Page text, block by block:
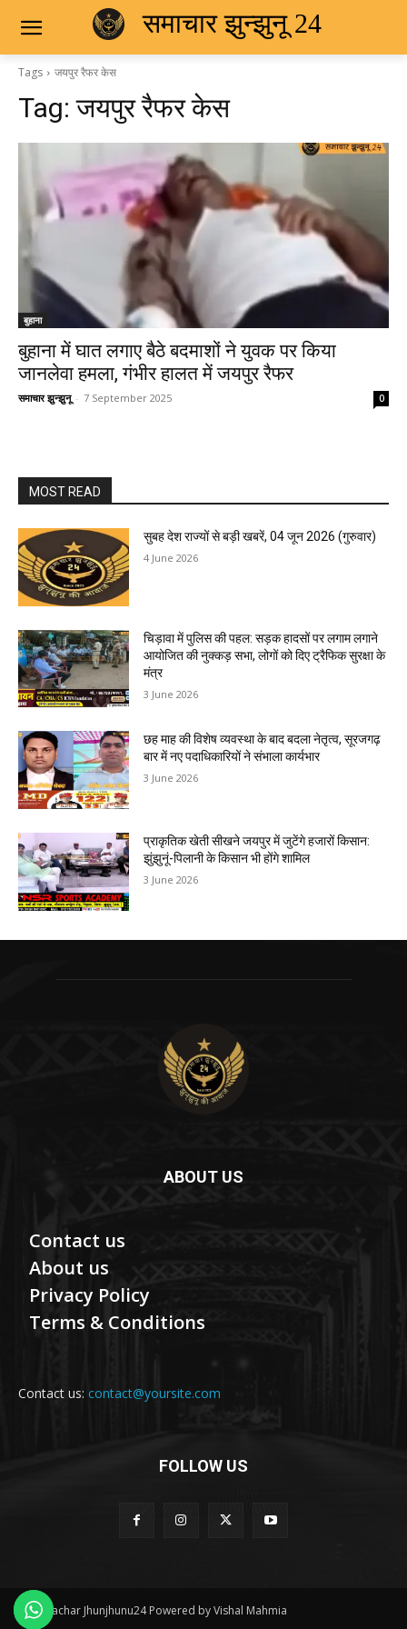
समाचार झुन्झुनू 24
Tags जयपुर रैफर केस
Tag:जयपुर रैफर केस
बुहाना
बुहाना में घात लगाए बैठे बदमाशों ने युवक पर किया
जानलेवा हमला, गंभीर हालत में जयपुर रैफर
समाचार झुन्झुनू - 7 September 2025 0
MOST READ
सुबह देश राज्यों से बड़ी खबरें, 04 जून 2026 (गुरुवार)
4 June 2026
चिड़ावा में पुलिस की पहल: सड़क हादसों पर लगाम लगाने
आयोजित की नुक्कड़ सभा, लोगों को दिए ट्रैफिक सुरक्षा के
मंत्र
3 June 2026
छह माह की विशेष व्यवस्था के बाद बदला नेतृत्व, सूरजगढ़
बार में नए पदाधिकारियों ने संभाला कार्यभार
3 June 2026
प्राकृतिक खेती सीखने जयपुर में जुटेंगे हजारों किसान:
झुंझुनूं-पिलानी के किसान भी होंगे शामिल
3 June 2026
ABOUT US
Contact us
About us
Privacy Policy
Terms & Conditions
Contact us: contact@yoursite.com
FOLLOW US
© Samachar Jhunjhunu24 Powered by Vishal Mahmia